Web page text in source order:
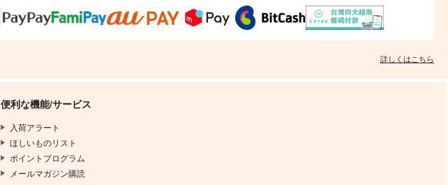
詳しくはこちら
便利な機能/サービス
入荷アラート
ほしいものリスト
ポイントプログラム
メールマガジン購読